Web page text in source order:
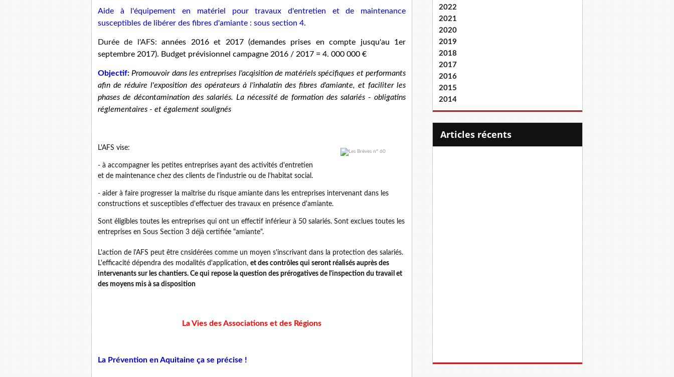
Aide à l'équipement en matériel pour travaux d'entretien et de maintenance
susceptibles de libérer des fibres d'amiante : sous section 4.
Durée de l'AFS:années 2016 et 2017 (demandes prises en compte jusqu'au 1er
septembre 2017). Budget prévisionnel campagne 2016 / 2017 = 4. 000 000 €
Objectif: Promouvoir dans les entreprises l'acqisition de matériels spécifiques et performants
afin de réduire l'exposition des opérateurs à l'inhalatin des fibres d'amiante, et faciliter les
phases de décontamination des salariés. La nécessité de formation des salariés - obligatins
réglementaires - et également soulignés
L'AFS vise:
- à accompagner les petites entreprises ayant des activités d'entretien
et de maintenance chez des clients de l'industrie ou de l'habitat social.
- aider à faire progresser la maîtrise du risque amiante dans les entreprises intervenant dans les
constructions et susceptibles d'effectuer des travaux en présence d'amiante.
Sont éligibles toutes les entreprises qui ont un effectif inférieur à 50 salariés. Sont exclues toutes les
entreprises en Sous Section 3 déjà certifiée "amiante".
L'action de l'AFS peut être cnsidérées comme un moyen s'inscrivant dans la protection des salariés.
L'efficacité dépendra des modalités d'application, et des contrôles qui seront réalisés auprès des
intervenants sur les chantiers. Ce qui repose la question des prérogatives de l'inspection du travail et
des moyens mis à sa disposition
La Vies des Associations et des Régions
La Prévention en Aquitaine ça se précise !
2022
2021
2020
2019
2018
2017
2016
2015
2014
articles récents